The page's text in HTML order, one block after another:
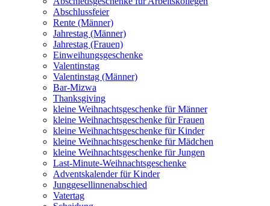
Abschlussfeier
Rente (Männer)
Jahrestag (Männer)
Jahrestag (Frauen)
Einweihungsgeschenke
Valentinstag
Valentinstag (Männer)
Bar-Mizwa
Thanksgiving
kleine Weihnachtsgeschenke für Männer
kleine Weihnachtsgeschenke für Frauen
kleine Weihnachtsgeschenke für Kinder
kleine Weihnachtsgeschenke für Mädchen
kleine Weihnachtsgeschenke für Jungen
Last-Minute-Weihnachtsgeschenke
Adventskalender für Kinder
Junggesellinnenabschied
Vatertag